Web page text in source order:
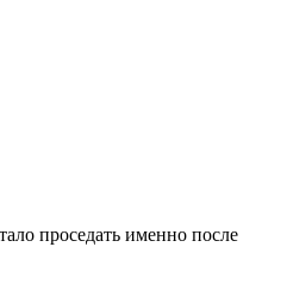
проседать именно после